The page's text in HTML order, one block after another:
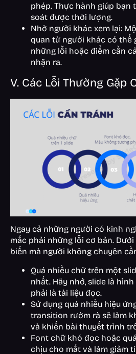
phép. Thực hành giúp bạn
soát được thời lượng.
Nhờ người khác xem lại:
quan từ người khác có thể
những lỗi hoặc điểm cần
nhận ra.
V. Các Lỗi Thường Gặp
Ngay cả những người có kinh
mắc phải những lỗi cơ bản.
biến mà người không chuyên
Quá nhiều chữ trên một
nhất. Hãy nhớ, slide là
phải là tài liệu đọc.
Sử dụng quá nhiều hiệu
transition rườm rà sẽ làm
và khiến bài thuyết trình
Font chữ khó đọc hoặc
chịu cho mắt và làm giảm